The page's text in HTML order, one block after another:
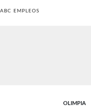
ABC EMPLEOS
OLIMPIA